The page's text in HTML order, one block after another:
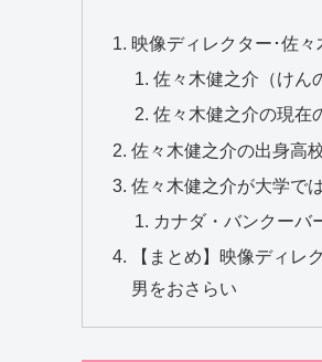
映像ディレクター･佐
佐々木健之介（けん
佐々木健之介の現在
佐々木健之介の出身高
佐々木健之介が大学で
カナダ・バンクーバ
【まとめ】映像ディ
男をおさらい